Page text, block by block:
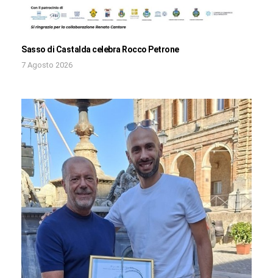
Sasso di Castalda celebra Rocco Petrone
7 Agosto 2026